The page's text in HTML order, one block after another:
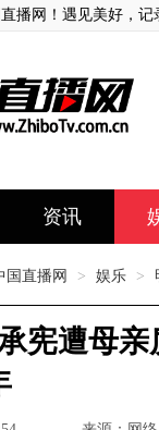
播网！遇见美好，记
资讯
国直播网 > 娱乐 >
宪遭母